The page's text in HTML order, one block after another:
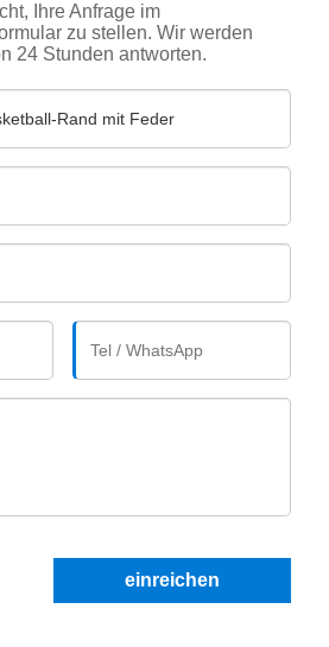
Ihre Anfrage im
zu stellen. Wir werden
24 Stunden antworten.
einreichen